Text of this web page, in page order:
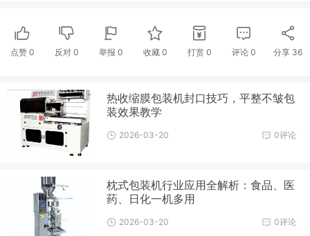
点赞 0 反对 0 举报 0 收藏 0 打赏 0 评论 0 分享 36
热收缩膜包装机封口技巧，平整不皱包
装效果教学
0评论
2026-03-20
枕式包装机行业应用全解析：食品、医
药、日化一机多用
0评论
2026-03-20